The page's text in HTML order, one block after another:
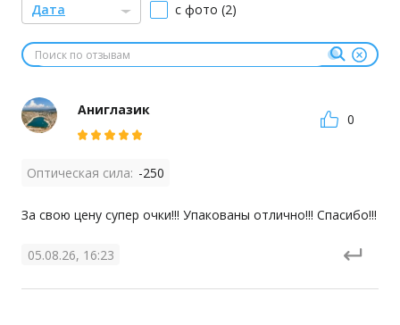
Дата с фото (2)
Аниглазик
0
Оптическая сила: -250
За свою цену супер очки!!! Упакованы отлично!!! Спасибо!!!
05.08.26, 16:23